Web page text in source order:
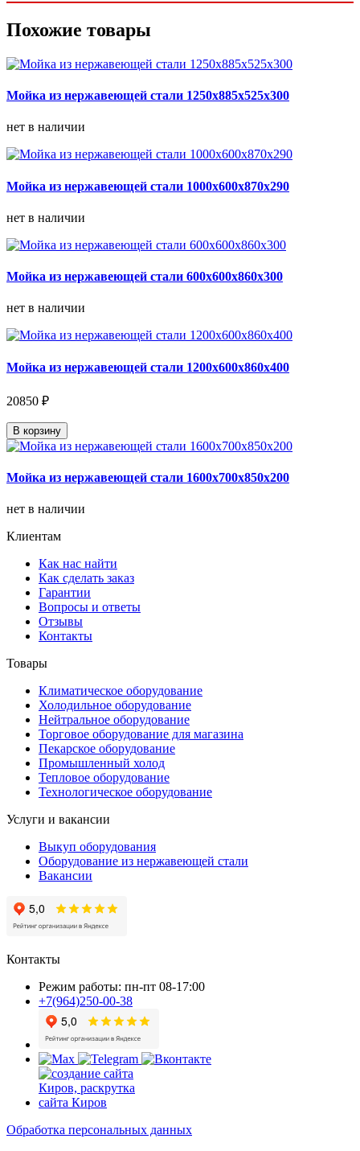
Похожие товары
Мойка из нержавеющей стали 1250х885х525х300
нет в наличии
Мойка из нержавеющей стали 1000х600х870х290
нет в наличии
Мойка из нержавеющей стали 600х600х860х300
нет в наличии
Мойка из нержавеющей стали 1200х600х860х400
20850 ₽
В корзину
Мойка из нержавеющей стали 1600х700х850х200
нет в наличии
Клиентам
Как нас найти
Как сделать заказ
Гарантии
Вопросы и ответы
Отзывы
Контакты
Товары
Климатическое оборудование
Холодильное оборудование
Нейтральное оборудование
Торговое оборудование для магазина
Пекарское оборудование
Промышленный холод
Тепловое оборудование
Технологическое оборудование
Услуги и вакансии
Выкуп оборудования
Оборудование из нержавеющей стали
Вакансии
Контакты
Режим работы: пн-пт 08-17:00
+7(964)250-00-38
Обработка персональных данных